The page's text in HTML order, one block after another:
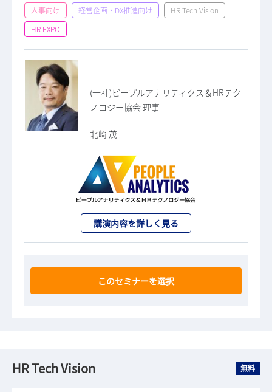
人事向け 経営企画・DX推進向け
HR Tech Vision
HR EXPO
(一社)ピープルアナリティクス＆HRテク
ノロジー協会 理事
北崎 茂
講演内容を詳しく見る
このセミナーを選択
HR Tech Vision 無料